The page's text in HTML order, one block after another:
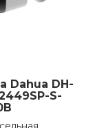
Dahua DH-
S-